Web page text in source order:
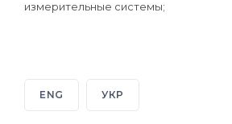
измерительные системы;
ENG УКР